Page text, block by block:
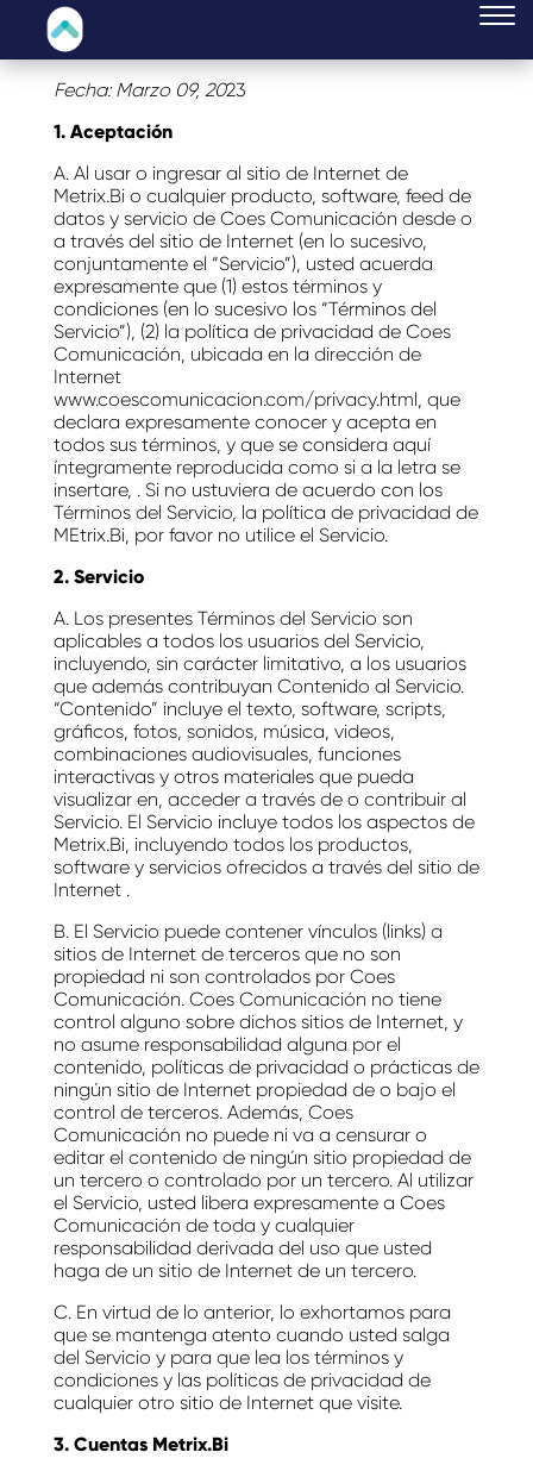
Fecha: Marzo 09, 2023
1. Aceptación
A. Al usar o ingresar al sitio de Internet de
Metrix.Bi o cualquier producto, software, feed de
datos y servicio de Coes Comunicación desde o
a través del sitio de Internet (en lo sucesivo,
conjuntamente el “Servicio”), usted acuerda
expresamente que (1) estos términos y
condiciones (en lo sucesivo los “Términos del
Servicio”), (2) la política de privacidad de Coes
Comunicación, ubicada en la dirección de
Internet
www.coescomunicacion.com/privacy.html, que
declara expresamente conocer y acepta en
todos sus términos, y que se considera aquí
íntegramente reproducida como si a la letra se
insertare, . Si no ustuviera de acuerdo con los
Términos del Servicio, la política de privacidad de
MEtrix.Bi, por favor no utilice el Servicio.
2. Servicio
A. Los presentes Términos del Servicio son
aplicables a todos los usuarios del Servicio,
incluyendo, sin carácter limitativo, a los usuarios
que además contribuyan Contenido al Servicio.
“Contenido” incluye el texto, software, scripts,
gráficos, fotos, sonidos, música, videos,
combinaciones audiovisuales, funciones
interactivas y otros materiales que pueda
visualizar en, acceder a través de o contribuir al
Servicio. El Servicio incluye todos los aspectos de
Metrix.Bi, incluyendo todos los productos,
software y servicios ofrecidos a través del sitio de
Internet .
B. El Servicio puede contener vínculos (links) a
sitios de Internet de terceros que no son
propiedad ni son controlados por Coes
Comunicación. Coes Comunicación no tiene
control alguno sobre dichos sitios de Internet, y
no asume responsabilidad alguna por el
contenido, políticas de privacidad o prácticas de
ningún sitio de Internet propiedad de o bajo el
control de terceros. Además, Coes
Comunicación no puede ni va a censurar o
editar el contenido de ningún sitio propiedad de
un tercero o controlado por un tercero. Al utilizar
el Servicio, usted libera expresamente a Coes
Comunicación de toda y cualquier
responsabilidad derivada del uso que usted
haga de un sitio de Internet de un tercero.
C. En virtud de lo anterior, lo exhortamos para
que se mantenga atento cuando usted salga
del Servicio y para que lea los términos y
condiciones y las políticas de privacidad de
cualquier otro sitio de Internet que visite.
3. Cuentas Metrix.Bi